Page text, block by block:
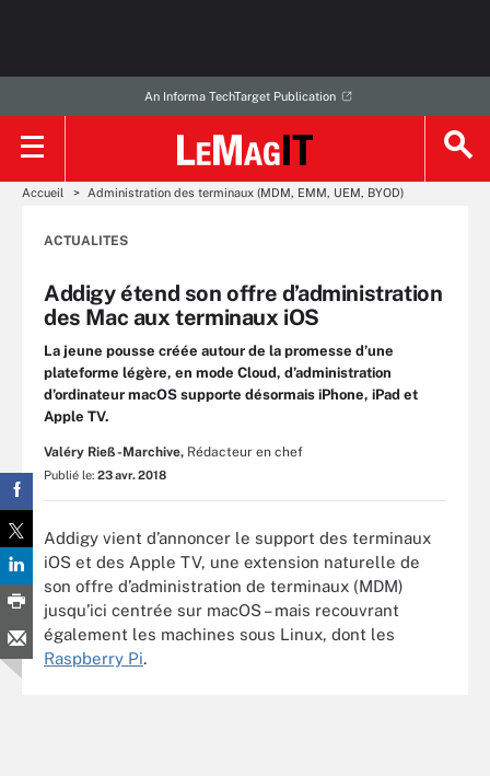
An Informa TechTarget Publication
Accueil Administration des terminaux (MDM, EMM, UEM, BYOD)
ACTUALITES
Addigy étend son offre d’administration
des Mac aux terminaux iOS
La jeune pousse créée autour de la promesse d’une
plateforme légère, en mode Cloud, d’administration
d’ordinateur macOS supporte désormais iPhone, iPad et
Apple TV.
Valéry Rieß-Marchive, Rédacteur en chef
Publié le: 23 avr. 2018
Addigy vient d’annoncer le support des terminaux
iOS et des Apple TV, une extension naturelle de
son offre d’administration de terminaux (MDM)
jusqu’ici centrée sur macOS – mais recouvrant
également les machines sous Linux, dont les
Raspberry Pi.